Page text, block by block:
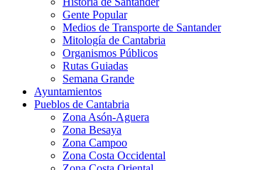
Gente Popular
Medios de Transporte de Santander
Mitología de Cantabria
Organismos Públicos
Rutas Guiadas
Semana Grande
Ayuntamientos
Pueblos de Cantabria
Zona Asón-Aguera
Zona Besaya
Zona Campoo
Zona Costa Occidental